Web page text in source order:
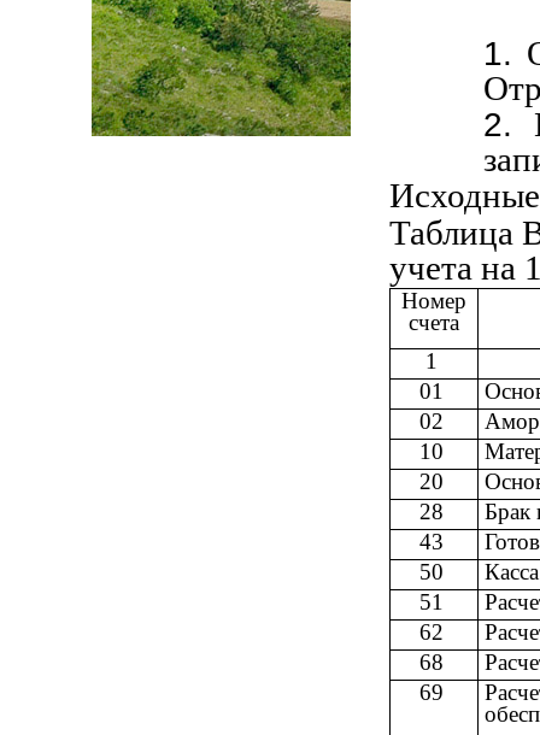
Таблица
учета на
Номер
счета
1
01
02
10
20
28
Брак
43
50
Касса
51
62
68
69